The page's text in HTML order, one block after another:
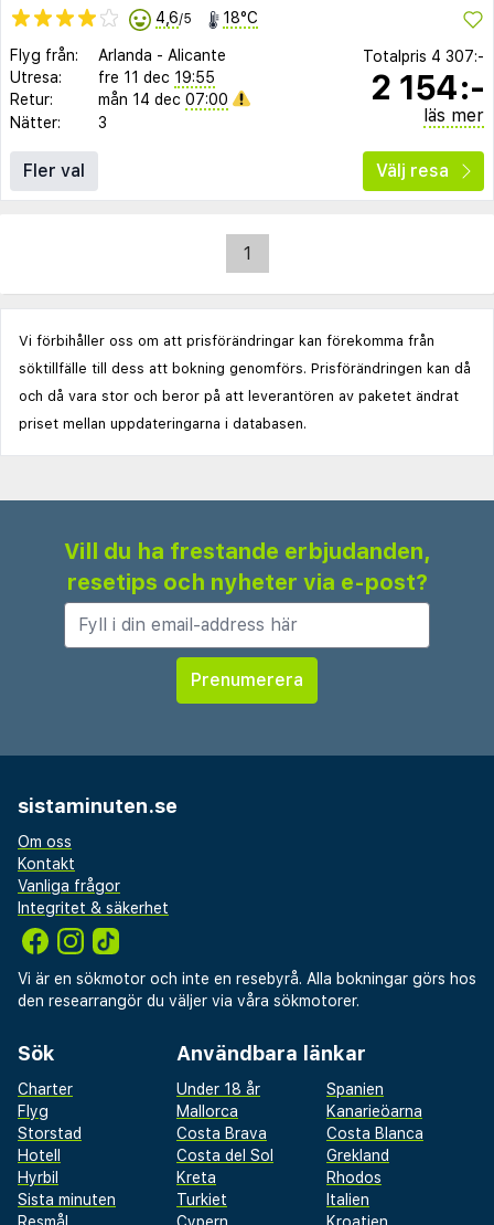
4,6/5 18°C
Flyg från: Arlanda - Alicante
Utresa:
fre 11 dec 19:55
Retur:
mån 14 dec 07:00
Nätter:
3
Totalpris 4 307:-
2 154:-
läs mer
Fler val Välj resa
1
Vi förbihåller oss om att prisförändringar kan förekomma från
söktillfälle till dess att bokning genomförs. Prisförändringen kan då
och då vara stor och beror på att leverantören av paketet ändrat
priset mellan uppdateringarna i databasen.
Vill du ha frestande erbjudanden,
resetips och nyheter via e-post?
sistaminuten.se
Om oss
Kontakt
Vanliga frågor
Integritet & säkerhet
Vi är en sökmotor och inte en resebyrå. Alla bokningar görs hos
den researrangör du väljer via våra sökmotorer.
Sök
Charter
Flyg
Storstad
Hotell
Hyrbil
Sista minuten
Resmål
Användbara länkar
Under 18 år
Spanien
Mallorca
Kanarieöarna
Costa Brava
Costa Blanca
Costa del Sol
Grekland
Kreta
Rhodos
Turkiet
Italien
Cypern
Kroatien